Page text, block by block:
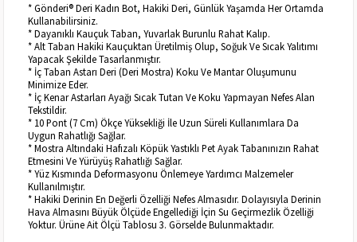
* Gönderi® Deri Kadın Bot, Hakiki Deri, Günlük Yaşamda Her Ortamda
Kullanabilirsiniz.
* Dayanıklı Kauçuk Taban, Yuvarlak Burunlu Rahat Kalıp.
* Alt Taban Hakiki Kauçuktan Üretilmiş Olup, Soğuk Ve Sıcak Yalıtımı
Yapacak Şekilde Tasarlanmıştır.
* İç Taban Astarı Deri (Deri Mostra) Koku Ve Mantar Oluşumunu
Minimize Eder.
* İç Kenar Astarları Ayağı Sıcak Tutan Ve Koku Yapmayan Nefes Alan
Tekstildir.
* 10 Pont (7 Cm) Ökçe Yüksekliği İle Uzun Süreli Kullanımlara Da
Uygun Rahatlığı Sağlar.
* Mostra Altındaki Hafızalı Köpük Yastıklı Pet Ayak Tabanınızın Rahat
Etmesini Ve Yürüyüş Rahatlığı Sağlar.
* Yüz Kısmında Deformasyonu Önlemeye Yardımcı Malzemeler
Kullanılmıştır.
* Hakiki Derinin En Değerli Özelliği Nefes Almasıdır. Dolayısıyla Derinin
Hava Almasını Büyük Ölçüde Engellediği İçin Su Geçirmezlik Özelliği
Yoktur. Ürüne Ait Ölçü Tablosu 3. Görselde Bulunmaktadır.